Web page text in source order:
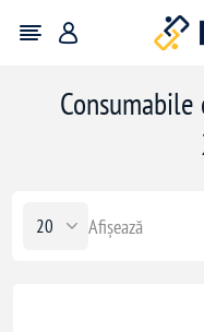
Afișează